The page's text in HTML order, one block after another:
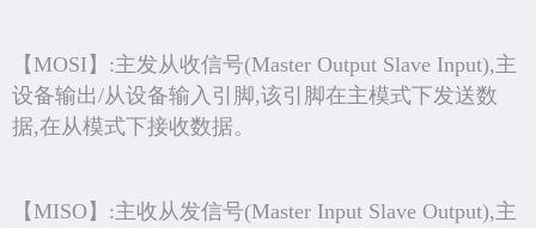
【MOSI】:主发从收信号(Master Output Slave Input),主
设备输出/从设备输入引脚,该引脚在主模式下发送数
据,在从模式下接收数据。
【MISO】:主收从发信号(Master Input Slave Output),主